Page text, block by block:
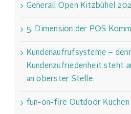
Generali Open Kitzbühel
5. Dimension der POS
Kundenaufrufsysteme –
Kundenzufriedenheit steht
an oberster Stelle
fun-on-fire Outdoor Küchen